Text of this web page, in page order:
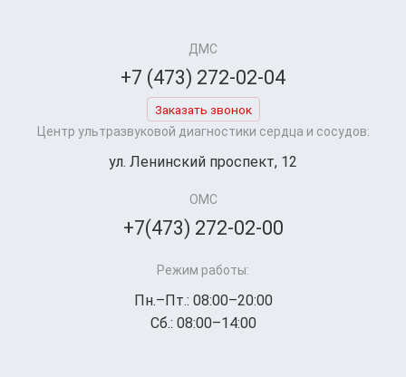
ДМС
+7 (473) 272-02-04
Заказать звонок
Центр ультразвуковой диагностики сердца и сосудов:
ул. Ленинский проспект, 12
ОМС
+7(473) 272-02-00
Режим работы:
Пн.–Пт.: 08:00–20:00
Сб.: 08:00–14:00